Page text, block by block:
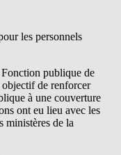
les personnels
publique de
de renforcer
à une couverture
ont eu lieu avec les
ministères de la